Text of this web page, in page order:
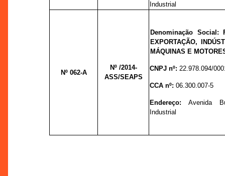
Industrial
Nº 062-A
Nº /2014-
ASS/SEAPS
Denominação Social:
EXPORTAÇÃO,
MÁQUINAS E
CNPJ nº:22.978.094/
CCA nº:06.300.007-5
Endereço:Avenida
Industrial